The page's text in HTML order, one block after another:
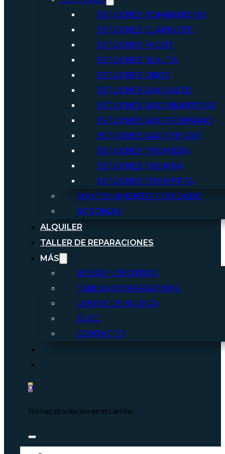
ESTUCHES BOMBARDINO
ESTUCHES CLARINETE
ESTUCHES FAGOT
ESTUCHES FLAUTA
ESTUCHES OBOE
ESTUCHES SAXO ALTO
ESTUCHES SAXO BARITONO
ESTUCHES SAXO SOPRANO
ESTUCHES SAXO TENOR
ESTUCHES TROMBÓN
ESTUCHES TROMPA
ESTUCHES TROMPETA
MANTENIMIENTO Y CUIDADO
SORDINAS
ALQUILER
TALLER DE REPARACIONES
MÁS
SOBRE NOSOTROS
TABLAS COMPARATIVAS
LIBROS DE MÚSICA
BLOG
CONTACTO
0
No hay productos en el carrito.